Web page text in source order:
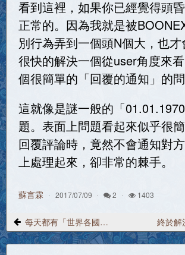
看到這裡，如果你已經覺得頭
正常的。因為我就是被
別行為弄到一個頭N個大，也
很快的解決一個從user角度來
個很簡單的「回覆的通知」的
這就像是謎一般的「
題。表面上問題看起來似乎很
回覆評論時，竟然不會通知對
上處理起來，卻非常的棘手。
蘇言霖 2017/07/09 2 1403
每天都有「世界各國駭客」光臨insoler，不斷嘗試註冊惡意帳號、廣告帳號